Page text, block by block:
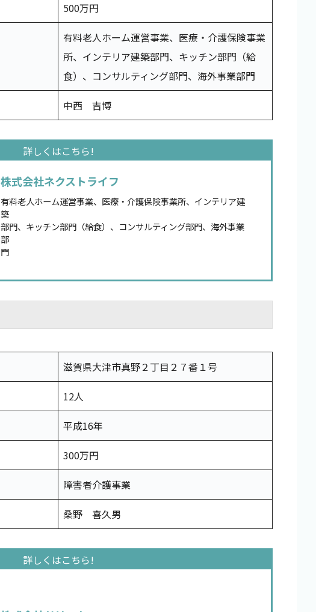
500万円
有料老人ホーム運営事業、医療・介護保険事業
所、インテリア建築部門、キッチン部門（給
食）、コンサルティング部門、海外事業部門
中西 吉博
株式会社ネクストライフ
有料老人ホーム運営事業、医療・介護保険事業所、インテリア建
築
部門、キッチン部門（給食）、コンサルティング部門、海外事業
部
門
滋賀県大津市真野２丁目２７番１号
12人
平成16年
300万円
障害者介護事業
桑野 喜久男